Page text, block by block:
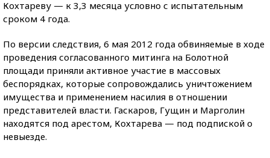
Кохтареву — к 3,3 месяца условно с испытательным
сроком 4 года.
По версии следствия, 6 мая 2012 года обвиняемые в ходе
проведения согласованного митинга на Болотной
площади приняли активное участие в массовых
беспорядках, которые сопровождались уничтожением
имущества и применением насилия в отношении
представителей власти. Гаскаров, Гущин и Марголин
находятся под арестом, Кохтарева — под подпиской о
невыезде.